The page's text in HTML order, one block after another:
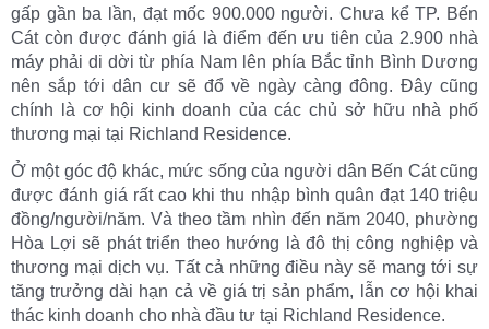
gấp gần ba lần, đạt mốc 900.000 người. Chưa kể TP. Bến
Cát còn được đánh giá là điểm đến ưu tiên của 2.900 nhà
máy phải di dời từ phía Nam lên phía Bắc tỉnh Bình Dương
nên sắp tới dân cư sẽ đổ về ngày càng đông. Đây cũng
chính là cơ hội kinh doanh của các chủ sở hữu nhà phố
thương mại tại Richland Residence.
Ở một góc độ khác, mức sống của người dân Bến Cát cũng
được đánh giá rất cao khi thu nhập bình quân đạt 140 triệu
đồng/người/năm. Và theo tầm nhìn đến năm 2040, phường
Hòa Lợi sẽ phát triển theo hướng là đô thị công nghiệp và
thương mại dịch vụ. Tất cả những điều này sẽ mang tới sự
tăng trưởng dài hạn cả về giá trị sản phẩm, lẫn cơ hội khai
thác kinh doanh cho nhà đầu tư tại Richland Residence.